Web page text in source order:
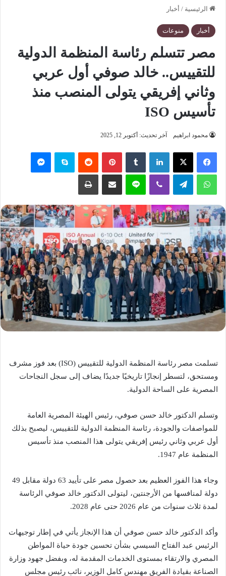
الرئيسية / أخبار
أخبار منوعات
مصر تتسلم رئاسة المنظمة الدولية
للتقييس.. خالد صوفي أول عربي
وثاني إفريقي يتولى المنصب منذ
تأسيس ISO
محمود ابراهيم آخر تحديث: أكتوبر 12, 2025
فيسبوك ‫X لينكدإن بينتيريست سكايب
واتساب تيلقرام لاين
تسلمت مصر رئاسة المنظمة الدولية للتقييس (ISO) بعد فوز مشرف
ومستحق، لتسطر إنجازًا تاريخيًا جديدًا يضاف إلى سجل النجاحات
المصرية على الساحة الدولية.
وتسلم الدكتور خالد حسن صوفي، رئيس الهيئة المصرية العامة
للمواصفات والجودة، رئاسة المنظمة الدولية للتقييس، ليصبح بذلك
أول عربي وثاني رئيس إفريقي يتولى هذا المنصب منذ تأسيس
المنظمة عام 1947.
وجاء هذا الفوز العظيم بعد حصول مصر على تأييد 63 دولة مقابل 49
دولة لمنافسها من الأرجنتين، ليتولى الدكتور خالد صوفي الرئاسة
لمدة ثلاث سنوات من عام 2026 حتى عام 2028.
وأكد الدكتور خالد حسن صوفي أن هذا الإنجاز يأتي في إطار توجيهات
الرئيس عبد الفتاح السيسي بشأن تحسين جودة حياة المواطن
المصري والارتقاء بمستوى الخدمات المقدمة له، وبفضل جهود وزارة
الصناعة بقيادة الفريق مهندس كامل الوزير، نائب رئيس مجلس